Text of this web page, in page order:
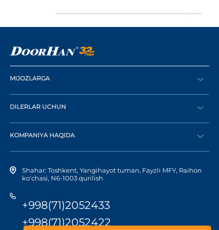
MIJOZLARGA
Buyurtma berish
DILERLAR UCHUN
Diler bo‘lish
Shaxsiy kabinetga kirish
KOMPANIYA HAQIDA
Kompaniya tarixi
Shahar: Toshkent, Yangihayot tuman, Fayzli MFY, Raihon
ko‘chasi, N6-1003 qurilish
+998(71)2052433
+998(71)2052422